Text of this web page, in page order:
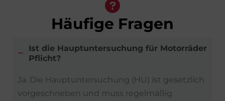
Häufige Fragen
Ist die Hauptuntersuchung für Motorräder
Pflicht?
Ja. Die Hauptuntersuchung (HU) ist gesetzlich
vorgeschrieben und muss regelmäßig